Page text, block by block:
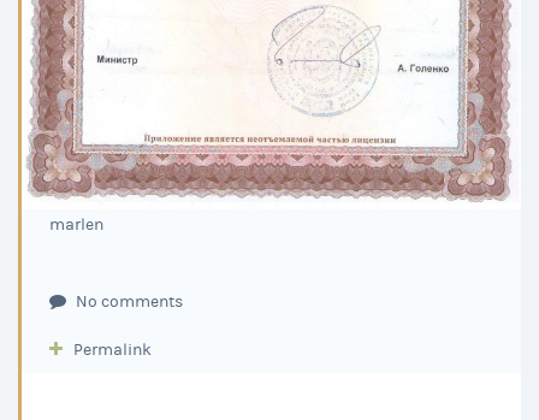
marlen
No comments
Permalink